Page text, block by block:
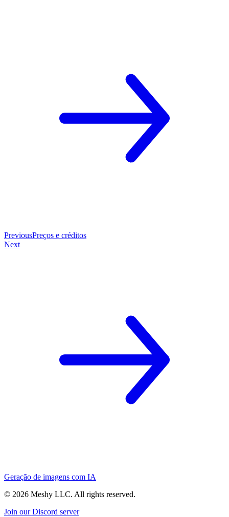
PreviousPreços e créditos
Next
Geração de imagens com IA
© 2026 Meshy LLC. All rights reserved.
Join our Discord server